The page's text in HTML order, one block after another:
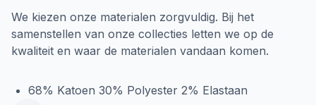
We kiezen onze materialen zorgvuldig. Bij het
samenstellen van onze collecties letten we op de
kwaliteit en waar de materialen vandaan komen.
68% Katoen 30% Polyester 2% Elastaan